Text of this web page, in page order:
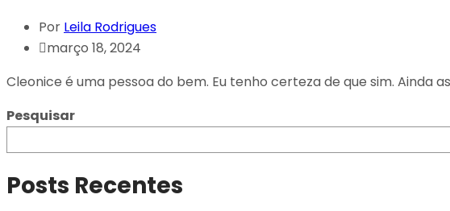
Por Leila Rodrigues
março 18, 2024
Cleonice é uma pessoa do bem. Eu tenho certeza de que sim. Ainda
Pesquisar
Posts Recentes